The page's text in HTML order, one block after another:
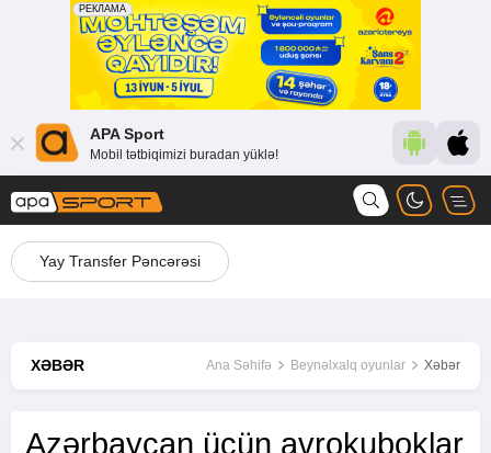
APA Sport
Mobil tətbiqimizi buradan yüklə!
Yay Transfer Pəncərəsi
XƏBƏR Ana Səhifə Beynəlxalq oyunlar Xəbər
Azərbaycan üçün avrokuboklar